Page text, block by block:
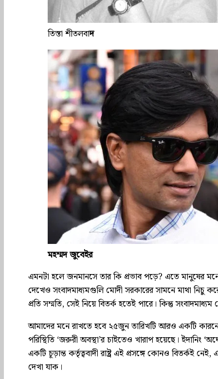
তিস্তা শীতলবাদ
মহম্মদ জুবেইর
এমনটা হলে জনমানসে তার কি প্রভাব পড়ে? এতে মানুষের
দেখেও সংবাদমাধ্যমগুলি মোদী সরকারের সামনে মাথা
প্রতি সম্মতি, সেই নিয়ে বিতর্ক হতেই পারে। কিন্তু
আমাদের মনে রাখতে হবে ২৫জুন তারিখটি আরও একটি
পরিস্থিতি ‘জরুরী অবস্থা’র চাইতেও খারাপ হয়েছে।
একটি চূড়ান্ত কর্তৃত্ববাদী রাষ্ট্র এই প্রসঙ্গে কোনও বিতর্কই
দেখা যাক।